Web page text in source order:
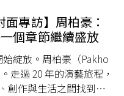
面專訪】周柏豪：
個章節繼續盛放
綻放。周柏豪（Pakho
走過 20 年的演藝旅程，
創作與生活之間找到屬